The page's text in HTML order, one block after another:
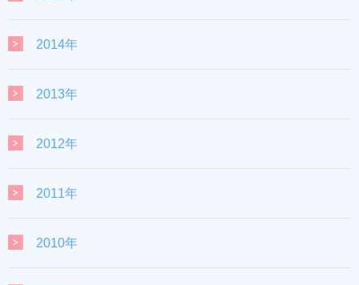
2014年
2013年
2012年
2011年
2010年